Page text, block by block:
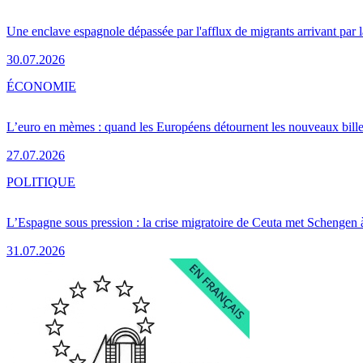
Une enclave espagnole dépassée par l'afflux de migrants arrivant par
30.07.2026
L’euro en mèmes : quand les Européens détournent les nouveaux
27.07.2026
ÉCONOMIE
L’Espagne sous pression : la crise migratoire de Ceuta met Schengen
31.07.2026
POLITIQUE